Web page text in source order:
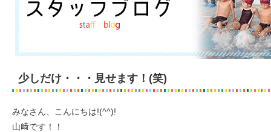
少しだけ・・・見せます！(笑)
みなさん、こんにちは!(^^)!
山﨑です！！